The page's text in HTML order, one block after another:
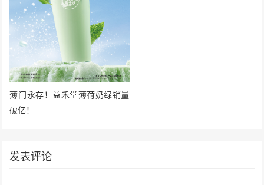
薄门永存！益禾堂薄荷奶绿销量
破亿！
发表评论